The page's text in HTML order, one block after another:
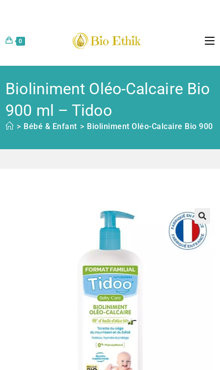
0
Bioliniment Oléo-Calcaire Bio
900 ml – Tidoo
> Bébé & Enfant > Bioliniment Oléo-Calcaire Bio 900